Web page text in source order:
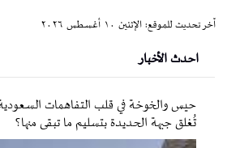
آخر تحديث للموقع: الإثنين ١٠ أغسطس ٢٠٢٦
احدث الأخبار
حيس والخوخة في قلب التفاهمات
تُغلق جبهة الحديدة بتسليم ما تبقى منها؟